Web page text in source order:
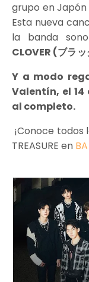
grupo en
Esta nueva
la banda
CLOVER (ブラ
Y a modo
Valentín, el
al completo.
¡Conoce
TREASURE en